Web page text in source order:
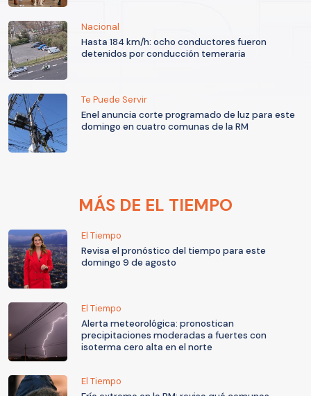
Nacional
Hasta 184 km/h: ocho conductores fueron
detenidos por conducción temeraria
Te Puede Servir
Enel anuncia corte programado de luz para este
domingo en cuatro comunas de la RM
MÁS DE EL TIEMPO
El Tiempo
Revisa el pronóstico del tiempo para este
domingo 9 de agosto
El Tiempo
Alerta meteorológica: pronostican
precipitaciones moderadas a fuertes con
isoterma cero alta en el norte
El Tiempo